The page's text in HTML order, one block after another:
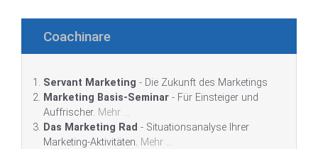
Coachinare
Servant Marketing - Die Zukunft des Marketings
Marketing Basis-Seminar - Für Einsteiger und
Auffrischer. Mehr ...
Das Marketing Rad - Situationsanalyse Ihrer
Marketing-Aktivitäten. Mehr ...